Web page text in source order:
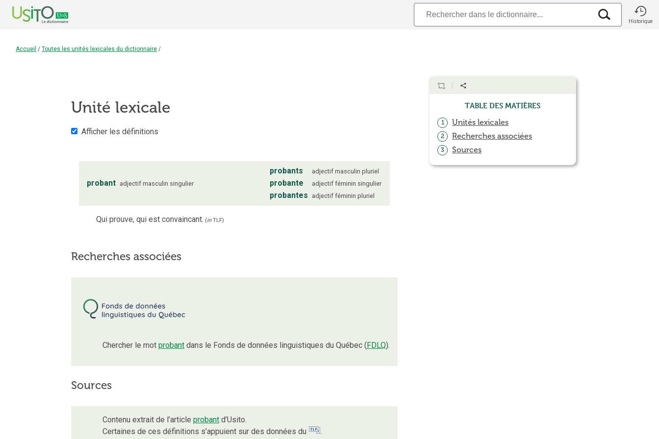
Historique
Accueil / Toutes les unités lexicales du dictionnaire /
Unité lexicale
Afficher les définitions
probant adjectif masculin singulier
probants adjectif masculin pluriel
probante adjectif féminin singulier
probantes adjectif féminin pluriel
Qui prouve, qui est convaincant. (inTLF)
Recherches associées
Chercher le mot probant dans le Fonds de données linguistiques du Québec (FDLQ).
Sources
Contenu extrait de l’article probant d’Usito.
Certaines de ces définitions s’appuient sur des données du
.
Table des matières
1 Unités lexicales
2 Recherches associées
3 Sources